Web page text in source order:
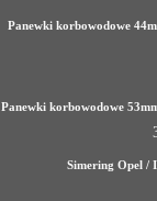
Panewki korbowodowe
Panewki korbowodowe
Simering Opel /